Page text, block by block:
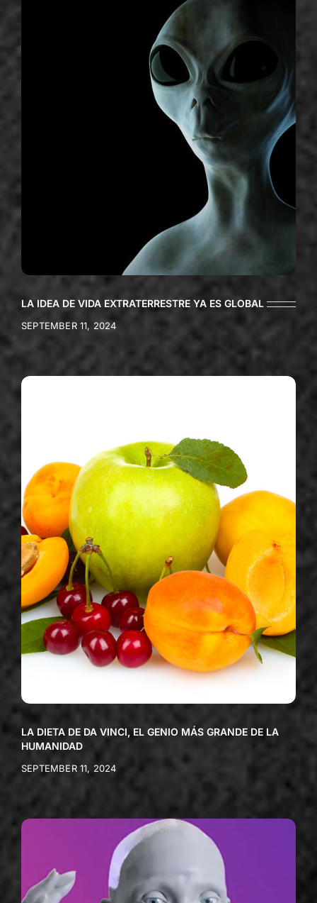
LA IDEA DE VIDA EXTRATERRESTRE YA ES GLOBAL
SEPTEMBER 11, 2024
LA DIETA DE DA VINCI, EL GENIO MÁS GRANDE DE LA
HUMANIDAD
SEPTEMBER 11, 2024